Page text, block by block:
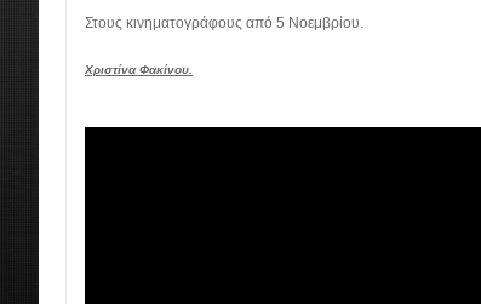
Στους κινηματογράφους από 5 Νοεμβρίου.
Χριστίνα Φακίνου.